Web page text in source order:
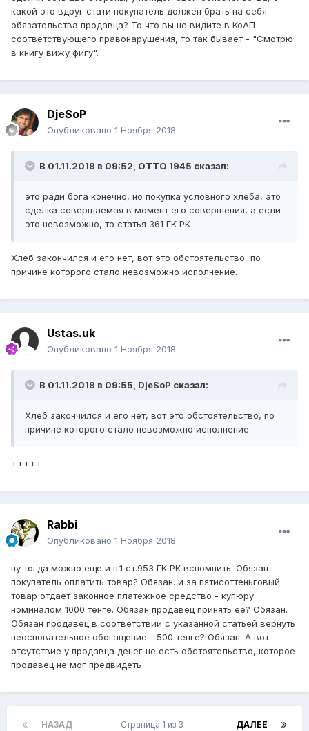
какой это вдруг стати покупатель должен брать на себя
обязательства продавца? То что вы не видите в КоАП
соответствующего правонарушения, то так бывает - "Смотрю
в книгу вижу фигу".
DjeSoP
Опубликовано 1 Ноября 2018
В 01.11.2018 в 09:52, ОТТО 1945 сказал:
это ради бога конечно, но покупка условного хлеба, это
сделка совершаемая в момент его совершения, а если
это невозможно, то статья 361 ГК РК
Хлеб закончился и его нет, вот это обстоятельство, по
причине которого стало невозможно исполнение.
Ustas.uk
Опубликовано 1 Ноября 2018
В 01.11.2018 в 09:55, DjeSoP сказал:
Хлеб закончился и его нет, вот это обстоятельство, по
причине которого стало невозможно исполнение.
+++++
Rabbi
Опубликовано 1 Ноября 2018
ну тогда можно еще и п.1 ст.953 ГК РК вспомнить. Обязан
покупатель оплатить товар? Обязан. и за пятисоттеньговый
товар отдает законное платежное средство - купюру
номиналом 1000 тенге. Обязан продавец принять ее? Обязан.
Обязан продавец в соответствии с указанной статьей вернуть
неосновательное обогащение - 500 тенге? Обязан. А вот
отсутствие у продавца денег не есть обстоятельство, которое
продавец не мог предвидеть
НАЗАД ДАЛЕЕ
Страница 1 из 3